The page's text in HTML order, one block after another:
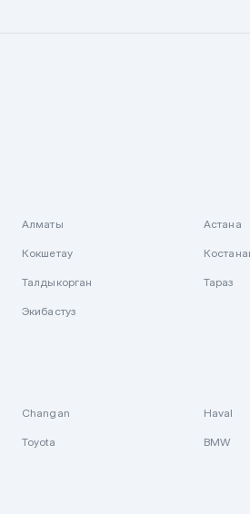
Алматы Астана
Кокшетау
Талдыкорган Тараз
Экибастуз
Changan Haval
Toyota BMW